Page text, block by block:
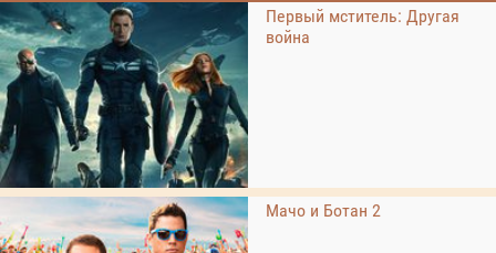
Первый мститель: Другая
война
Мачо и Ботан 2